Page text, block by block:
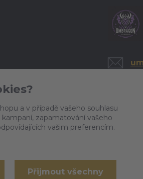
a v případě vašeho souhlasu
zapamatování vašeho
vašim preferencím.
Přijmout všechny